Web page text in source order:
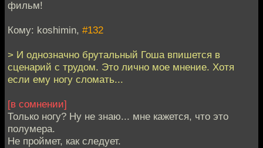
фильм!
Кому: koshimin, #132
> И однозначно брутальный Гоша впишется в
сценарий с трудом. Это лично мое мнение. Хотя
если ему ногу сломать...
[в сомнении]
Только ногу? Ну не знаю... мне кажется, что это
полумера.
Не проймет, как следует.